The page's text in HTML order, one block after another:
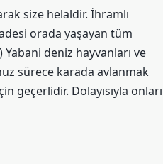
size helaldir. İhramlı
orada yaşayan tüm
deniz hayvanları ve
sürece karada avlanmak
geçerlidir. Dolayısıyla onları